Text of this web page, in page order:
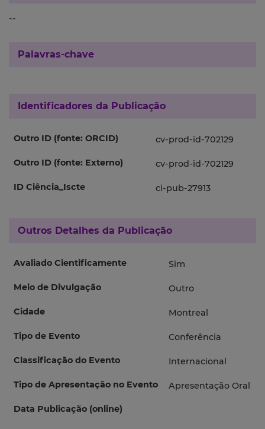
--
Palavras-chave
Identificadores da Publicação
Outro ID (fonte: ORCID) cv-prod-id-702129
Outro ID (fonte: Externo) cv-prod-id-702129
ID Ciência_Iscte ci-pub-27913
Outros Detalhes da Publicação
Avaliado Cientificamente Sim
Meio de Divulgação Outro
Cidade Montreal
Tipo de Evento Conferência
Classificação do Evento Internacional
Tipo de Apresentação no Evento Apresentação Oral
Data Publicação (online)